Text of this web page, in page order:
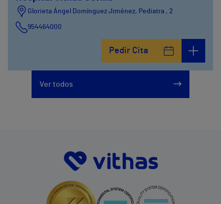
Glorieta Ángel Domínguez Jiménez, Pediatra , 2
954464000
Pedir Cita
Ver todos